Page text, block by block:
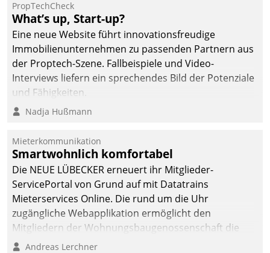
datengestützte
Entscheidungen.
PropTechCheck
What’s up, Start-up?
Eine neue Website führt innovationsfreudige
Immobilienunternehmen zu passenden Partnern aus
der Proptech-Szene. Fallbeispiele und Video-
Interviews liefern ein sprechendes Bild der Potenziale
und Fähigkeiten.
Nadja Hußmann
Mieterkommunikation
Smartwohnlich komfortabel
Die NEUE LÜBECKER erneuert ihr Mitglieder-
ServicePortal von Grund auf mit Datatrains
Mieterservices Online. Die rund um die Uhr
zugängliche Webapplikation ermöglicht den
Mitgliedern der Wohnungs­bau­genossenschaft die
Kontaktaufnahme per Smartphone, Tablet oder PC.
Andreas Lerchner